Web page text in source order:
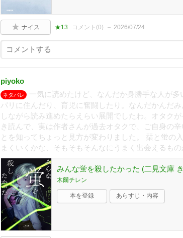
ナイス ★13 コメント(0) 2026/07/24
piyoko
ネタバレ
一気に読めたけど、なんだか身勝手な人が多
パリに住んだり、育児に奮闘したり。なんだかんだ
しながら読み進めたらえらい展開でしたわ。オタク
き読んで、実は作者さんが過去オタクで、ご自身の
とを知ってちょっと見方が変わりました。 栞と蛍の
まくいくかな、そもそもそんなにうまく出会えるも
みんな蛍を殺したかった (二見文庫
木爾チレン
本を登録 あらすじ・内容